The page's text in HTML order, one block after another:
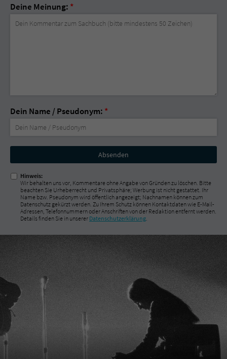
Deine Meinung: *
Dein Name / Pseudonym: *
Nicht
ausfüllen!
Hinweis:
Wir behalten uns vor, Kommentare ohne Angabe von Gründen zu löschen. Bitte
beachten Sie Urheberrecht und Privatsphäre; Werbung ist nicht gestattet. Ihr
Name bzw. Pseudonym wird öffentlich angezeigt; Nachnamen können zum
Datenschutz gekürzt werden. Zu Ihrem Schutz können Kontaktdaten wie E-Mail-
Adressen, Telefonnummern oder Anschriften von der Redaktion entfernt werden.
Details finden Sie in unserer Datenschutzerklärung.